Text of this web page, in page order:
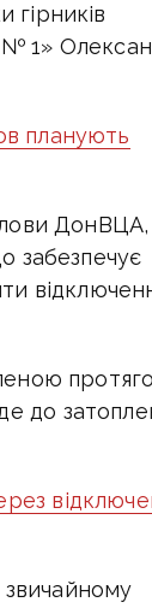
№ 1»
планують
ДонВЦА,
забезпечує
до